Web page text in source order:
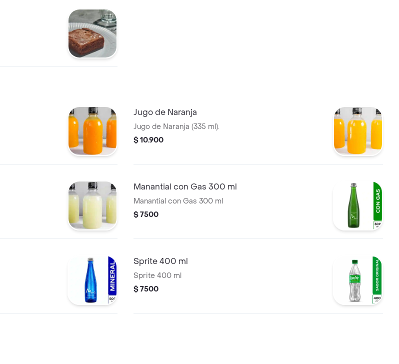
Jugo de Naranja
Jugo de Naranja (335 ml).
$ 10.900
Manantial con Gas 300 ml
Manantial con Gas 300 ml
$ 7500
Sprite 400 ml
Sprite 400 ml
$ 7500